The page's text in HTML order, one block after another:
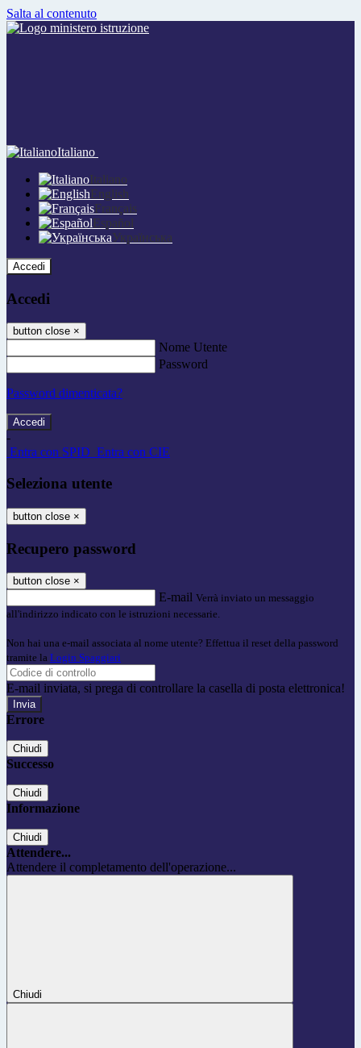
Salta al contenuto
Italiano
Italiano
English
Français
Español
Українська
Accedi
Accedi
button close ×
Nome Utente
Password
Password dimenticata?
-
Entra con SPID Entra con CIE
Seleziona utente
button close ×
Recupero password
button close ×
E-mail Verrà inviato un messaggio
all'indirizzo indicato con le istruzioni necessarie.
Non hai una e-mail associata al nome utente? Effettua il reset della password
tramite la Login Spaggiari
E-mail inviata, si prega di controllare la casella di posta elettronica!
Errore
Chiudi
Successo
Chiudi
Informazione
Chiudi
Attendere...
Attendere il completamento dell'operazione...
Chiudi